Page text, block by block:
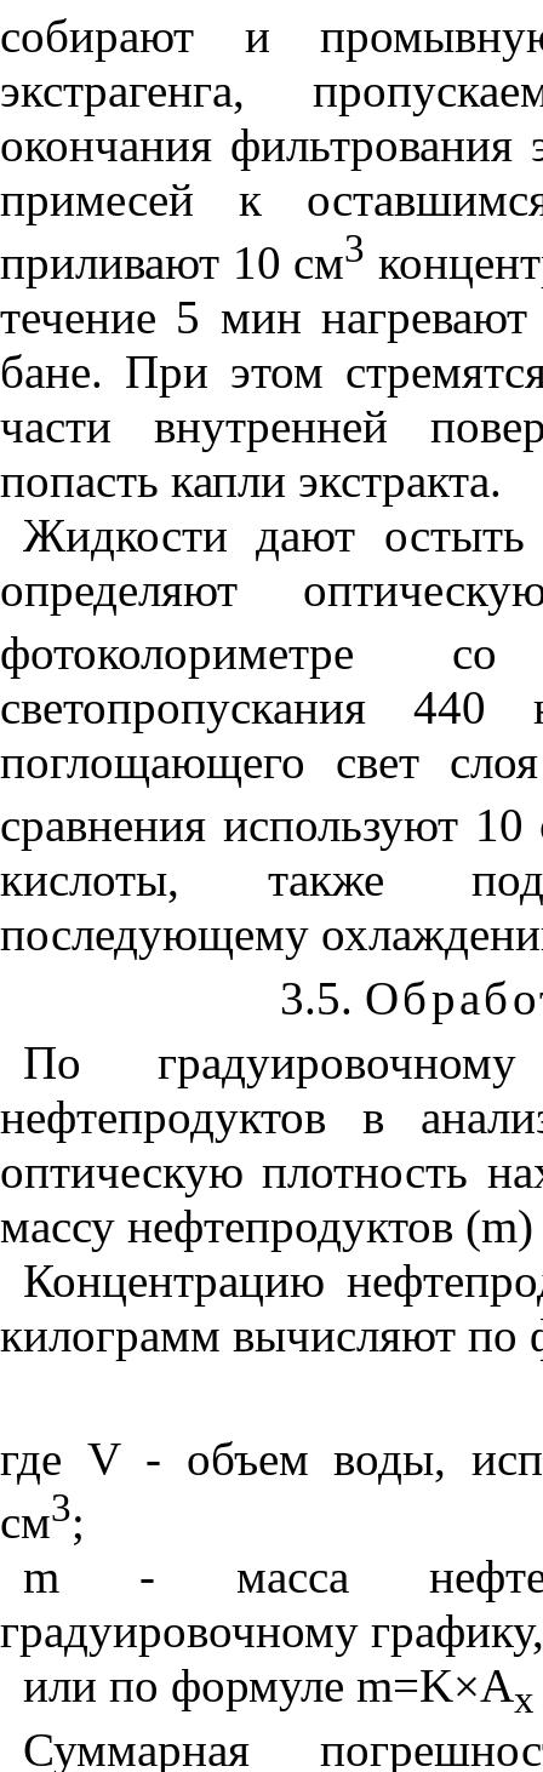
собирают и
экстрагенга,
окончания фильтрования
примесей к
приливают 10 см3
течение 5 мин
бане. При этом
части внутренней
попасть капли экстракта.
Жидкости дают
определяют
фотоколориметре
светопропускания
поглощающего свет
сравнения используют 10
кислоты, также
последующему
3.5.
По
нефтепродуктов в
оптическую плотность
массу нефтепродуктов (m)
Концентрацию
килограмм вычисляют по
где V- объем воды,
см3;
m - масса
градуировочному
или по формуле m=K×Ax
Суммарная